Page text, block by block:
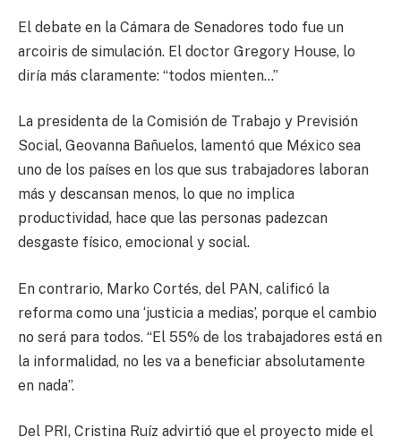
El debate en la Cámara de Senadores todo fue un
arcoiris de simulación. El doctor Gregory House, lo
diría más claramente: “todos mienten…”
La presidenta de la Comisión de Trabajo y Previsión
Social, Geovanna Bañuelos, lamentó que México sea
uno de los países en los que sus trabajadores laboran
más y descansan menos, lo que no implica
productividad, hace que las personas padezcan
desgaste físico, emocional y social.
En contrario, Marko Cortés, del PAN, calificó la
reforma como una ‘justicia a medias’, porque el cambio
no será para todos. “El 55% de los trabajadores está en
la informalidad, no les va a beneficiar absolutamente
en nada”.
Del PRI, Cristina Ruíz advirtió que el proyecto mide el